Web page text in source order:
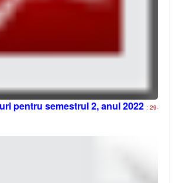
pentru semestrul 2, anul 2022 : 29-